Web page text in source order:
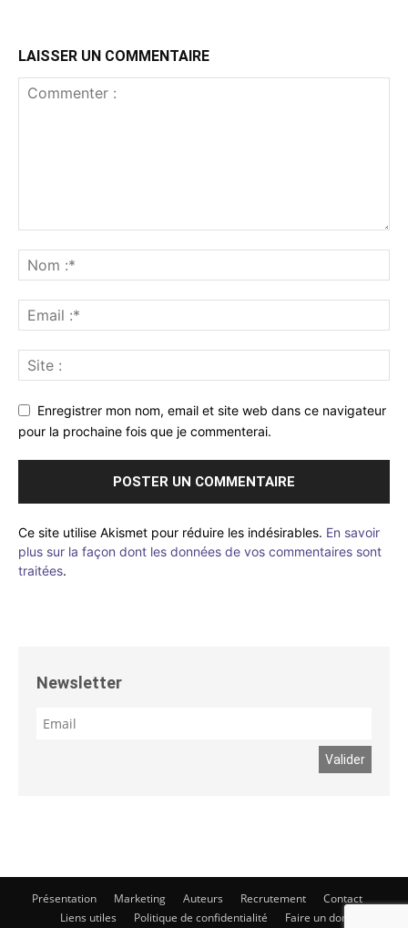
LAISSER UN COMMENTAIRE
Enregistrer mon nom, email et site web dans ce navigateur
pour la prochaine fois que je commenterai.
Ce site utilise Akismet pour réduire les indésirables. En savoir
plus sur la façon dont les données de vos commentaires sont
traitées.
Newsletter
Présentation Marketing Auteurs Recrutement
Contact
Liens utiles
Politique de confidentialité Faire un don